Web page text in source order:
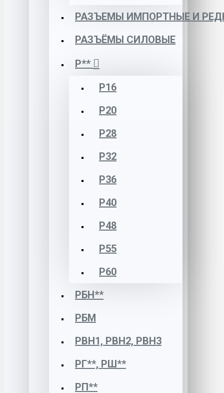
РАЗЪЕМЫ ИМПОРТНЫЕ И
РАЗЪЁМЫ СИЛОВЫЕ
Р**
Р16
Р20
Р28
Р32
Р36
Р40
Р48
Р55
Р60
РБН**
РБМ
РВН1, РВН2, РВН3
РГ**, РШ**
РП**